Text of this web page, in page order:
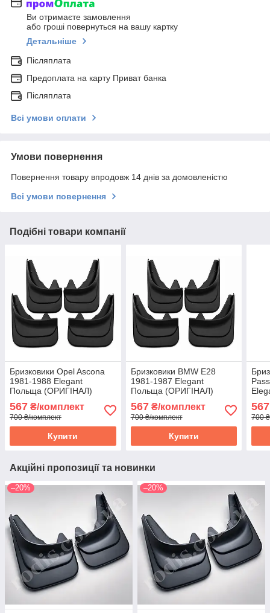
Ви отримаєте замовлення
або гроші повернуться на вашу картку
Детальніше
Післяплата
Предоплата на карту Приват банка
Післяплата
Всі умови оплати
Умови повернення
Повернення товару впродовж 14 днів за домовленістю
Всі умови повернення
Подібні товари компанії
Бризковики Opel Ascona
1981-1988 Elegant
Польща (ОРИГІНАЛ)
567 ₴/комплект
700 ₴/комплект
Купити
Бризковики BMW E28
1981-1987 Elegant
Польща (ОРИГІНАЛ)
567₴/комплект
700 ₴/комплект
Купити
шт.
567
700
Акційні пропозиції та новинки
–20% –20%